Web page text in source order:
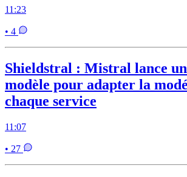
11:23
• 4
Shieldstral : Mistral lance
modèle pour adapter la
chaque service
11:07
• 27